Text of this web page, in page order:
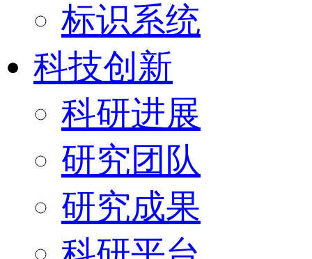
标识系统
科技创新
科研进展
研究团队
研究成果